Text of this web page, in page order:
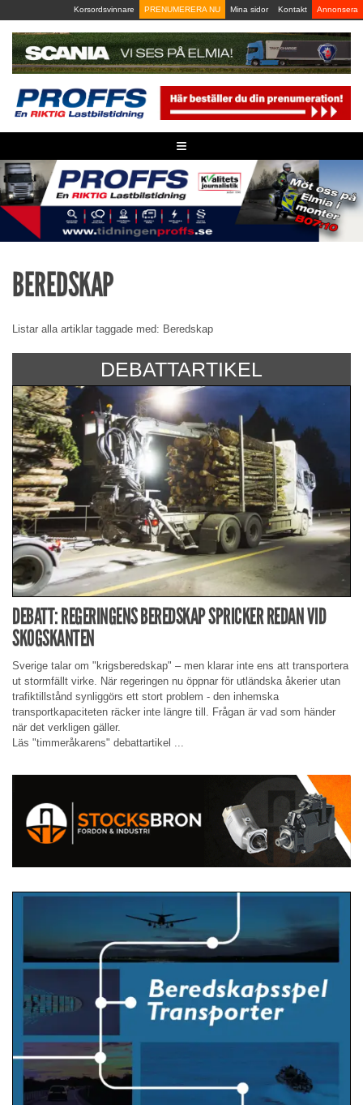
to
content
Korsordsvinnare PRENUMERERA NU Mina sidor Kontakt Annonsera
≡
BEREDSKAP
Listar alla artiklar taggade med: Beredskap
DEBATTARTIKEL
DEBATT: REGERINGENS BEREDSKAP SPRICKER REDAN VID
SKOGSKANTEN
Sverige talar om "krigsberedskap" – men klarar inte ens att transportera
ut stormfällt virke. När regeringen nu öppnar för utländska åkerier utan
trafiktillstånd synliggörs ett stort problem - den inhemska
transportkapaciteten räcker inte längre till. Frågan är vad som händer
när det verkligen gäller.
Läs "timmeråkarens" debattartikel ...